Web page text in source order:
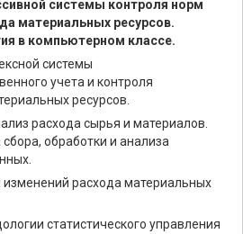
системы контроля норм
материальных ресурсов.
в компьютерном классе.
системы
учета и контроля
ресурсов.
расхода сырья и материалов.
обработки и анализа
расхода материальных
статистического управления